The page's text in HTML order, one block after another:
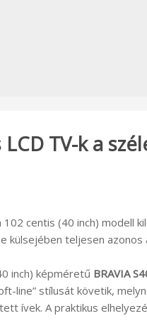
LCD TV-k a
102 centis (40 inch) modell
külsejében teljesen
inch) képméretű BRAVIA
line” stílusát követik,
ívek. A praktikus